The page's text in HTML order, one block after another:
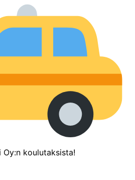
koulutaksista!